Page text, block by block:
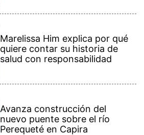
Marelissa Him explica por qué
quiere contar su historia de
salud con responsabilidad
Avanza construcción del
nuevo puente sobre el río
Perequeté en Capira